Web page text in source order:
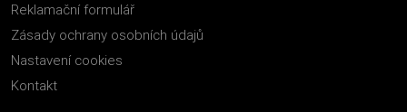
Reklamační formulář
Zásady ochrany osobních údajů
Nastavení cookies
Kontakt